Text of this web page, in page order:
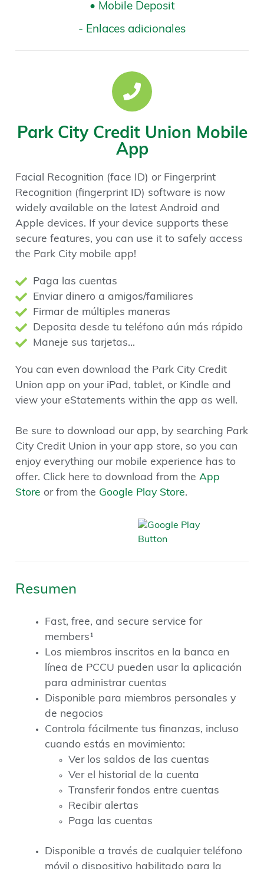
• Mobile Deposit
- Enlaces adicionales
Park City Credit Union Mobile
App
Facial Recognition (face ID) or Fingerprint
Recognition (fingerprint ID) software is now
widely available on the latest Android and
Apple devices. If your device supports these
secure features, you can use it to safely access
the Park City mobile app!
Paga las cuentas
Enviar dinero a amigos/familiares
Firmar de múltiples maneras
Deposita desde tu teléfono aún más rápido
Maneje sus tarjetas...
You can even download the Park City Credit
Union app on your iPad, tablet, or Kindle and
view your eStatements within the app as well.
Be sure to download our app, by searching Park
City Credit Union in your app store, so you can
enjoy everything our mobile experience has to
offer. Click here to download from the App
Store or from the Google Play Store.
Resumen
Fast, free, and secure service for
members¹
Los miembros inscritos en la banca en
línea de PCCU pueden usar la aplicación
para administrar cuentas
Disponible para miembros personales y
de negocios
Controla fácilmente tus finanzas, incluso
cuando estás en movimiento:
Ver los saldos de las cuentas
Ver el historial de la cuenta
Transferir fondos entre cuentas
Recibir alertas
Paga las cuentas
Disponible a través de cualquier teléfono
móvil o dispositivo habilitado para la